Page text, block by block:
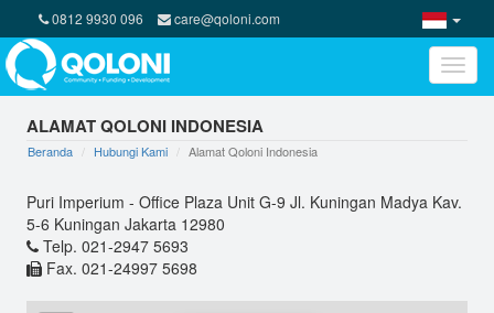
0812 9930 096 care@qoloni.com
Toggle
ALAMAT QOLONI INDONESIA
Beranda Hubungi Kami Alamat Qoloni Indonesia
Puri Imperium - Office Plaza Unit G-9 Jl. Kuningan Madya Kav.
5-6 Kuningan Jakarta 12980
Telp. 021-2947 5693
Fax. 021-24997 5698